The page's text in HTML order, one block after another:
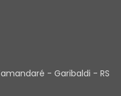
- Garibaldi - RS